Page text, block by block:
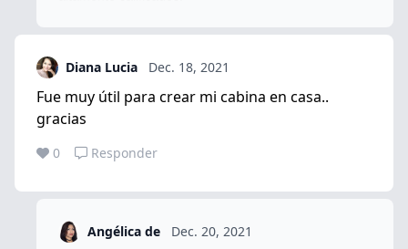
Diana Lucia Dec. 18, 2021
Fue muy útil para crear mi cabina en casa..
gracias
0 Responder
Angélica de Dec. 20, 2021